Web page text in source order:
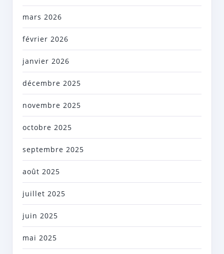
mars 2026
février 2026
janvier 2026
décembre 2025
novembre 2025
octobre 2025
septembre 2025
août 2025
juillet 2025
juin 2025
mai 2025